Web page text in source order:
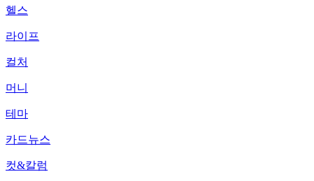
헬스
라이프
컬처
머니
테마
카드뉴스
컷&칼럼